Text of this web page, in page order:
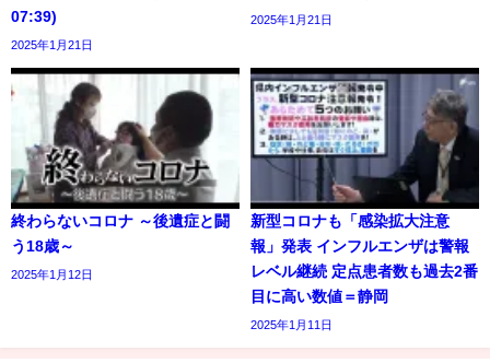
07:39)
2025年1月21日
2025年1月21日
終わらないコロナ ～後遺症と闘
う18歳～
2025年1月12日
新型コロナも「感染拡大注意
報」発表 インフルエンザは警報
レベル継続 定点患者数も過去2番
目に高い数値＝静岡
2025年1月11日